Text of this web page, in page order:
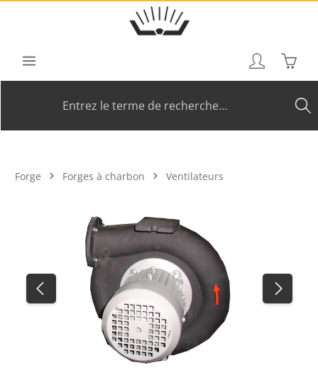
Passer au contenu principal
Le
Forge Forges à charbon Ventilateurs
Ignorer la galerie d'images